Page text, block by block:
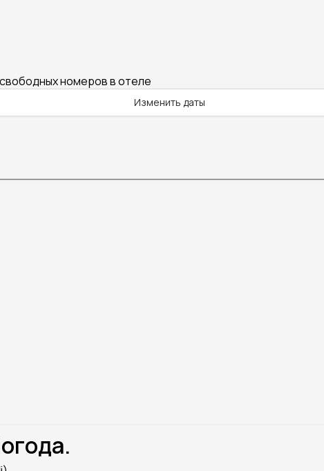
номеров в отеле
Изменить даты